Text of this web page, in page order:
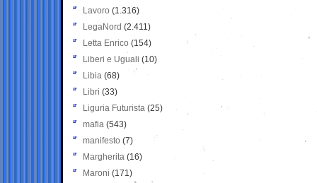
Lavoro (1.316)
LegaNord (2.411)
Letta Enrico (154)
Liberi e Uguali (10)
Libia (68)
Libri (33)
Liguria Futurista (25)
mafia (543)
manifesto (7)
Margherita (16)
Maroni (171)